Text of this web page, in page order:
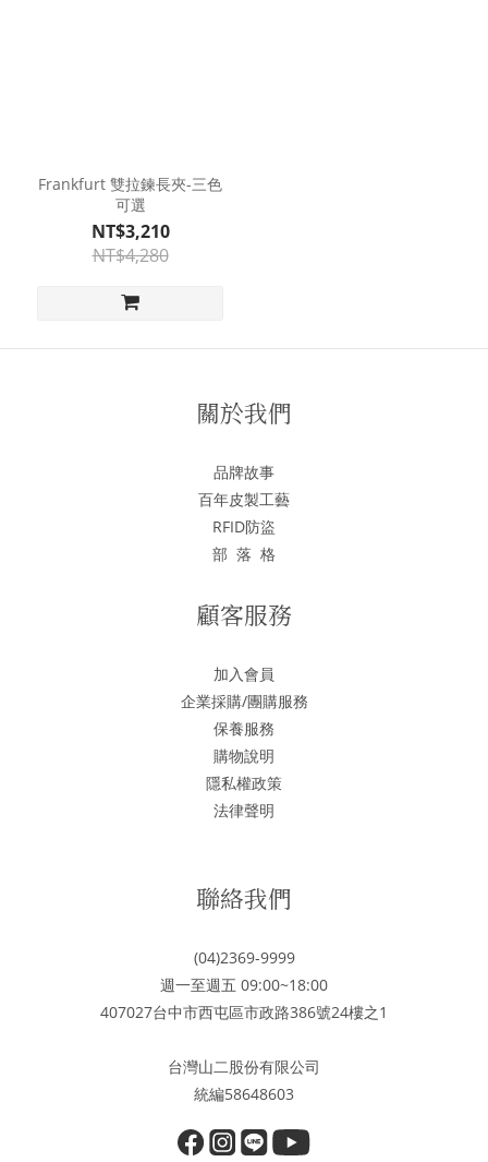
Frankfurt 雙拉鍊長夾-三色
可選
NT$3,210
NT$4,280
關於我們
品牌故事
百年皮製工藝
RFID防盜
部 落 格
顧客服務
加入會員
企業採購/團購服務
保養服務
購物說明
隱私權政策
法律聲明
聯絡我們
(04)2369-9999
週一至週五 09:00~18:00
407027台中市西屯區市政路386號24樓之1
台灣山二股份有限公司
統編58648603